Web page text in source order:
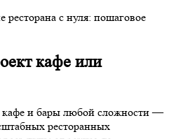
кафе или
и бары любой сложности —
ресторанных